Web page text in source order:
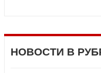
НОВОСТИ В